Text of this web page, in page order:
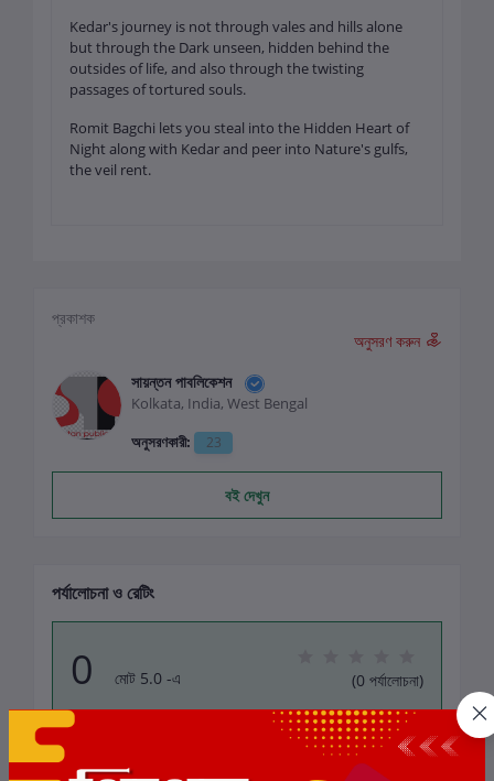
Kedar's journey is not through vales and hills alone
but through the Dark unseen, hidden behind the
outsides of life, and also through the twisting
passages of tortured souls.
Romit Bagchi lets you steal into the Hidden Heart of
Night along with Kedar and peer into Nature's gulfs,
the veil rent.
প্রকাশক
অনুসরণ করুন
সায়ন্তন পাবলিকেশন
Kolkata, India, West Bengal
অনুসরণকারী:
23
বই দেখুন
পর্যালোচনা ও রেটিং
0 মোট 5.0 -এ (0 পর্যালোচনা)
বই-এ রেটিং দিন